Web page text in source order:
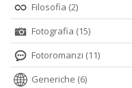
Filosofia (2)
Fotografia (15)
Fotoromanzi (11)
Generiche (6)